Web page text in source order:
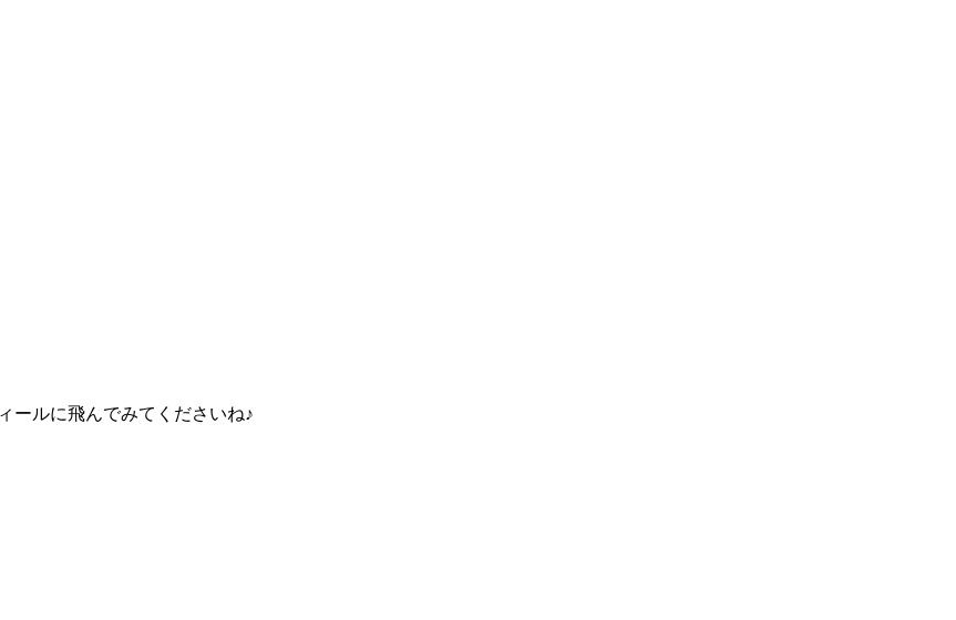
ールに飛んでみてくださいね♪